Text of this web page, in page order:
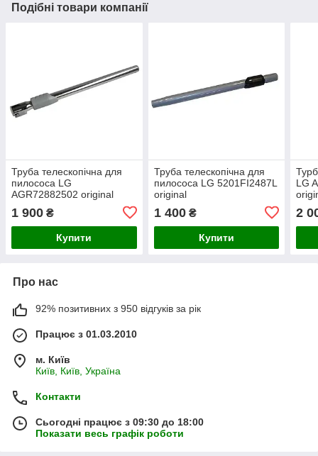
Подібні товари компанії
Труба телескопічна для
пилососа LG
AGR72882502 original
1 900 ₴
Купити
Труба телескопічна для
пилососа LG 5201FI2487L
original
1 400₴
Купити
LG
2
Про нас
92% позитивних з 950 відгуків за рік
Працює з 01.03.2010
м. Київ
Київ, Київ, Україна
Контакти
Сьогодні працює з 09:30 до 18:00
Показати весь графік роботи